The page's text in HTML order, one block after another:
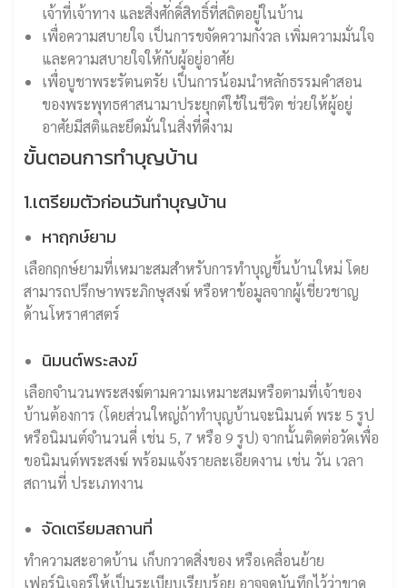
เจ้าที่เจ้าทาง และสิ่งศักดิ์สิทธิ์ที่สถิตอยู่ในบ้าน
เพื่อความสบายใจ เป็นการขจัดความกังวล เพิ่มความมั่นใจ
และความสบายใจให้กับผู้อยู่อาศัย
เพื่อบูชาพระรัตนตรัย เป็นการน้อมนำหลักธรรมคำสอน
ของพระพุทธศาสนามาประยุกต์ใช้ในชีวิต ช่วยให้ผู้อยู่
อาศัยมีสติและยึดมั่นในสิ่งที่ดีงาม
ขั้นตอนการทำบุญบ้าน
1.เตรียมตัวก่อนวันทำบุญบ้าน
หาฤกษ์ยาม
เลือกฤกษ์ยามที่เหมาะสมสำหรับการทำบุญขึ้นบ้านใหม่ โดย
สามารถปรึกษาพระภิกษุสงฆ์ หรือหาข้อมูลจากผู้เชี่ยวชาญ
ด้านโหราศาสตร์
นิมนต์พระสงฆ์
เลือกจำนวนพระสงฆ์ตามความเหมาะสมหรือตามที่เจ้าของ
บ้านต้องการ (โดยส่วนใหญ่ถ้าทำบุญบ้านจะนิมนต์ พระ 5 รูป
หรือนิมนต์จำนวนคี่ เช่น 5, 7 หรือ 9 รูป) จากนั้นติดต่อวัดเพื่อ
ขอนิมนต์พระสงฆ์ พร้อมแจ้งรายละเอียดงาน เช่น วัน เวลา
สถานที่ ประเภทงาน
จัดเตรียมสถานที่
ทำความสะอาดบ้าน เก็บกวาดสิ่งของ หรือเคลื่อนย้าย
เฟอร์นิเจอร์ให้เป็นระเบียบเรียบร้อย อาจจดบันทึกไว้ว่าขาด